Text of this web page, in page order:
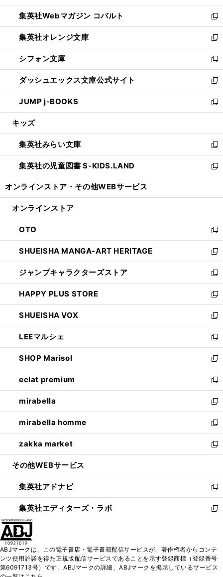
開
く
ウ
で
開
く
ン
ド
ウ
で
開
く
ウ
ィ
ン
ド
ウ
で
開
く
集英社Webマガジン コバルト
新
し
い
ウ
ィ
ン
ド
ウ
で
開
集英社オレンジ文庫
新
し
い
ウ
ィ
ン
ド
ウ
開
く
シフォン文庫
新
し
い
ウ
ィ
ン
ウ
で
開
く
ダッシュエックス文庫公式サイト
新
し
い
ウ
ン
ド
ウ
で
JUMP j-BOOKS
新
し
ウ
ィ
ン
ド
開
キッズ
集英社みらい文庫
新
し
い
ン
ウ
で
開
く
集英社の児童図書 S-KIDS.LAND
新
ウ
ン
ド
ウ
で
開
く
オンラインストア・ その他WEBサービス
オンラインストア
OTO
新
し
い
ウ
ィ
ン
ド
ウ
で
開
く
SHUEISHA MANGA-ART HERITAGE
新
し
い
ウ
ィ
ン
ド
ウ
で
開
く
ジャンプキャラクターズストア
新
し
い
ウ
ィ
ン
ド
ウ
で
開
く
HAPPY PLUS STORE
新
し
い
ウ
ィ
ン
ド
ウ
で
開
く
SHUEISHA VOX
新
し
い
ウ
ィ
ン
ド
ウ
で
開
く
LEEマルシェ
新
し
い
ウ
ィ
ン
ド
ウ
で
開
く
SHOP Marisol
新
し
い
ウ
ィ
ン
ド
ウ
で
開
eclat premium
新
し
い
ウ
ィ
ン
ド
ウ
開
く
mirabella
新
し
い
ウ
ィ
ン
ウ
で
開
く
mirabella homme
新
し
い
ウ
ン
ド
ウ
で
zakka market
新
し
ウ
ィ
ン
ド
く
その他WEBサービス
集英社アドナビ
新
し
い
ド
ウ
で
集英社エディターズ・ラボ
新
ィ
ン
ABJマークは、この電子書店・電子書籍配信サービスが、著作権者からコンテ
ンツ使用許諾を得た正規版配信サービスであることを示す登録商標（登録番号
第6091713号）です。ABJマークの詳細、ABJマークを掲示しているサービス